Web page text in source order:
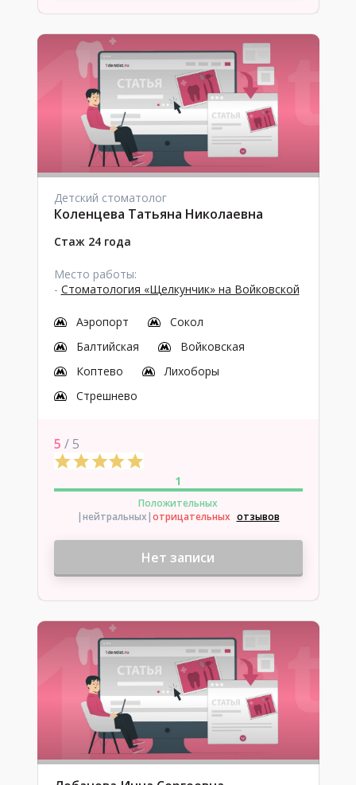
Детский стоматолог
Коленцева Татьяна Николаевна
Стаж 24 года
Место работы:
- Стоматология «Щелкунчик» на Войковской
Аэропорт
Сокол
Балтийская
Войковская
Коптево
Лихоборы
Стрешнево
5 / 5
1
Положительных
|нейтральных|отрицательных отзывов
Нет записи